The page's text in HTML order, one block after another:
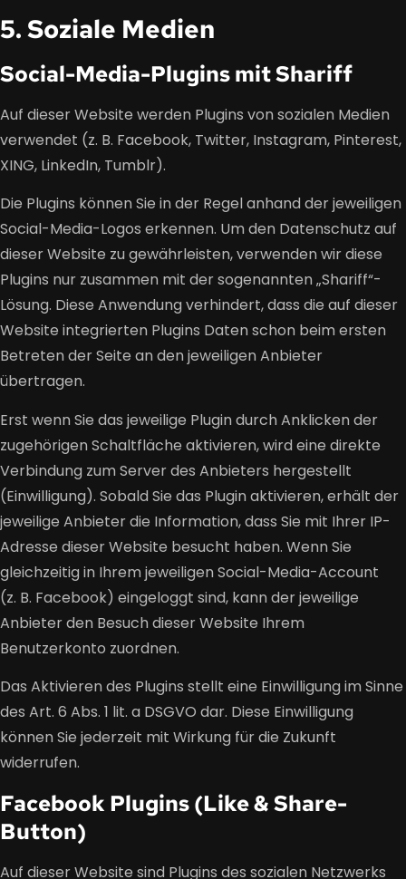
5. Soziale Medien
Social-Media-Plugins mit Shariff
Auf dieser Website werden Plugins von sozialen Medien
verwendet (z. B. Facebook, Twitter, Instagram, Pinterest,
XING, LinkedIn, Tumblr).
Die Plugins können Sie in der Regel anhand der jeweiligen
Social-Media-Logos erkennen. Um den Datenschutz auf
dieser Website zu gewährleisten, verwenden wir diese
Plugins nur zusammen mit der sogenannten „Shariff“-
Lösung. Diese Anwendung verhindert, dass die auf dieser
Website integrierten Plugins Daten schon beim ersten
Betreten der Seite an den jeweiligen Anbieter
übertragen.
Erst wenn Sie das jeweilige Plugin durch Anklicken der
zugehörigen Schaltfläche aktivieren, wird eine direkte
Verbindung zum Server des Anbieters hergestellt
(Einwilligung). Sobald Sie das Plugin aktivieren, erhält der
jeweilige Anbieter die Information, dass Sie mit Ihrer IP-
Adresse dieser Website besucht haben. Wenn Sie
gleichzeitig in Ihrem jeweiligen Social-Media-Account
(z. B. Facebook) eingeloggt sind, kann der jeweilige
Anbieter den Besuch dieser Website Ihrem
Benutzerkonto zuordnen.
Das Aktivieren des Plugins stellt eine Einwilligung im Sinne
des Art. 6 Abs. 1 lit. a DSGVO dar. Diese Einwilligung
können Sie jederzeit mit Wirkung für die Zukunft
widerrufen.
Facebook Plugins (Like & Share-
Button)
Auf dieser Website sind Plugins des sozialen Netzwerks